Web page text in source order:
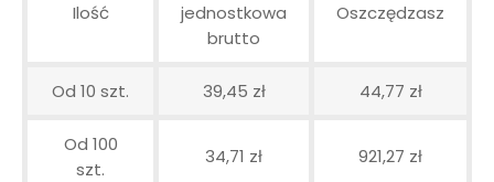
Ilość
jednostkowa
brutto
Oszczędzasz
Od 10 szt. 39,45 zł 44,77 zł
Od 100
szt.
34,71 zł 921,27 zł